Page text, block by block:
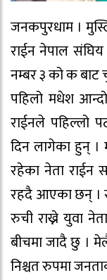
जनकपुरधाम ।
राईन नेपाल संघिय
नम्बर ३ को क
पहिलो मधेश
राईनले पहिल्लो
दिन लागेका हुन्
रहेका नेता राईन
रहदै आएका छन् ।
रुची राख्ने युवा
बीचमा जादै छु ।
निश्चत रुपमा